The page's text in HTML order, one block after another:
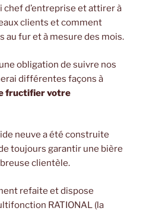
d’entreprise et attirer à
clients et comment
au fur et à mesure des mois.
obligation de suivre nos
différentes façons à
fructifier votre
neuve a été construite
toujours garantir une bière
clientèle.
refaite et dispose
RATIONAL (la